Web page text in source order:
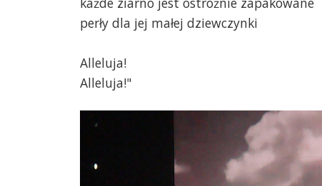
perły dla jej małej dziewczynki
Alleluja!
Alleluja!"